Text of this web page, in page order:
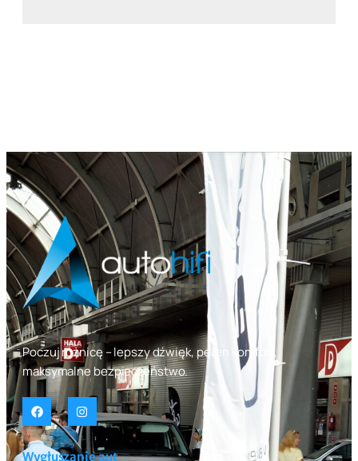
Poczuj różnicę – lepszy dźwięk, pełen komfort,
maksymalne bezpieczeństwo.
Wygłuszanie aut